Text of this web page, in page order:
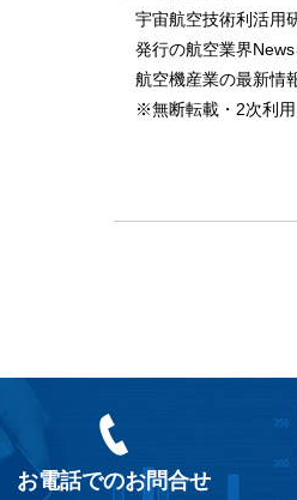
宇宙航空技術利活用
発行の航空業界News
航空機産業の最新情
※無断転載・2次利用
お電話でのお問合せ